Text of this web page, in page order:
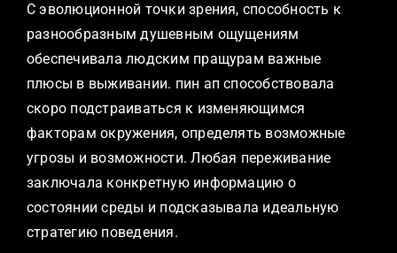
С эволюционной точки зрения, способность к
разнообразным душевным ощущениям
обеспечивала людским пращурам важные
плюсы в выживании. пин ап способствовала
скоро подстраиваться к изменяющимся
факторам окружения, определять возможные
угрозы и возможности. Любая переживание
заключала конкретную информацию о
состоянии среды и подсказывала идеальную
стратегию поведения.